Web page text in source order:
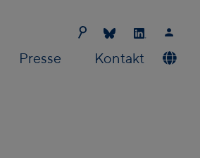
Presse Kontakt